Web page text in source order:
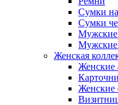
Сумки
Сумки
Мужские
Мужские
Женская
Женские
Женские